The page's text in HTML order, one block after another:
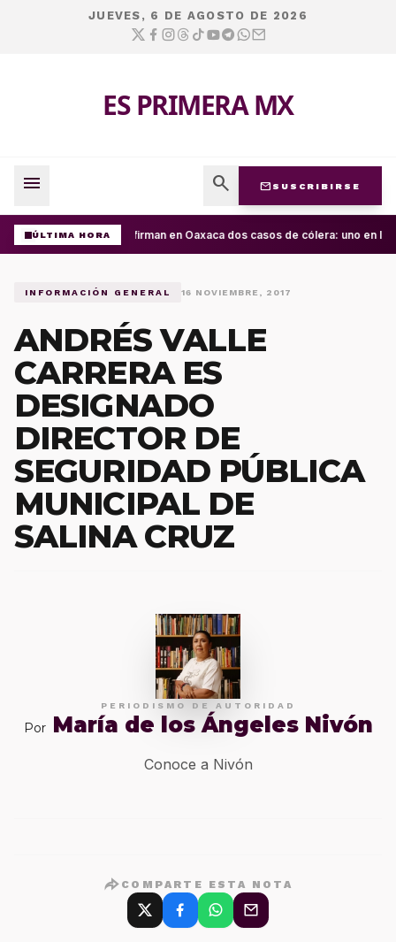
JUEVES, 6 DE AGOSTO DE 2026
ES PRIMERA MX
menu search mail SUSCRIBIRSE
ÚLTIMA HORA Confirman en Oaxaca dos casos de cólera: uno en
INFORMACIÓN GENERAL 16 NOVIEMBRE, 2017
ANDRÉS VALLE
CARRERA ES
DESIGNADO
DIRECTOR DE
SEGURIDAD PÚBLICA
MUNICIPAL DE
SALINA CRUZ
PERIODISMO DE AUTORIDAD
Por María de los Ángeles Nivón
Conoce a Nivón
COMPARTE ESTA NOTA